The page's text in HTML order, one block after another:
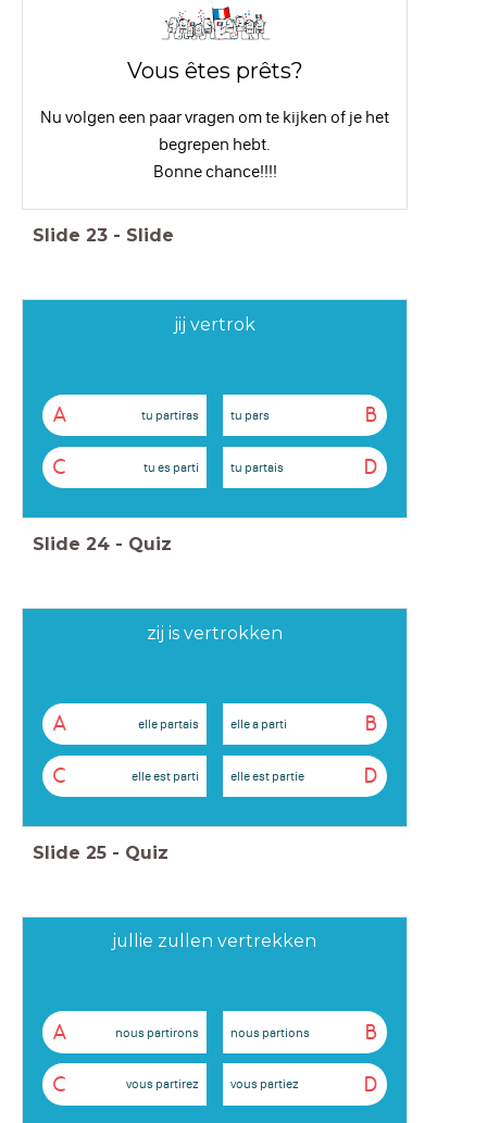
Vous êtes prêts?
Nu volgen een paar vragen om te kijken of je het
begrepen hebt.
Bonne chance!!!!
Slide 23 - Slide
jij vertrok
A tu partiras B
tu pars
C tu es parti D
tu partais
Slide 24 - Quiz
zij is vertrokken
A elle partais B
elle a parti
C elle est parti D
elle est partie
Slide 25 - Quiz
jullie zullen vertrekken
A nous partirons B
nous partions
C vous partirez D
vous partiez